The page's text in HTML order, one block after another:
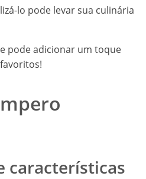
lo pode levar sua culinária
pode adicionar um toque
características